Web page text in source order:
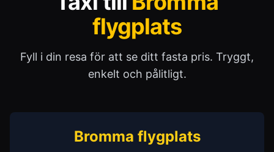
flygplats
Fyll i din resa för att se ditt fasta pris. Tryggt,
enkelt och pålitligt.
Bromma flygplats